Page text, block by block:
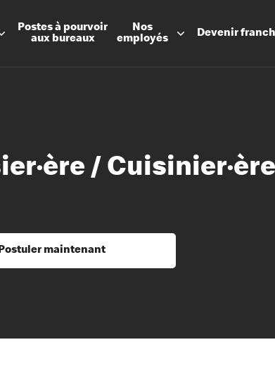
Postes à pourvoir
aux bureaux
Nos
employés
Devenir
/
maintenant